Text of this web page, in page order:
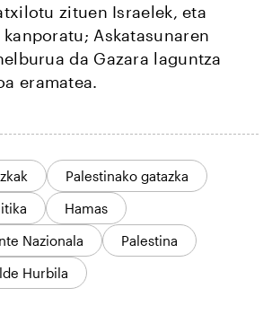
zituen Israelek, eta
Askatasunaren
da Gazara laguntza
eramatea.
Palestinako gatazka
Hamas
Nazionala
Palestina
Hurbila